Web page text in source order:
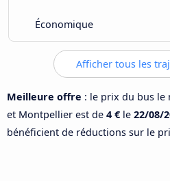
Économique
Afficher tous les
Meilleure offre : le prix du bus le
et Montpellier est de 4 € le 22/08/
bénéficient de réductions sur le